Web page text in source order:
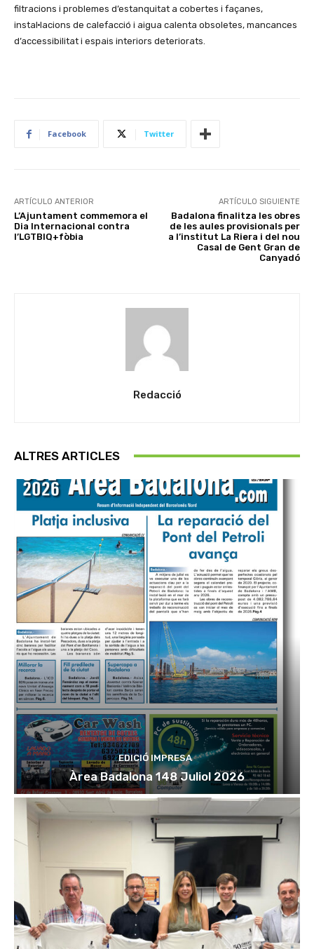
filtracions i problemes d’estanquitat a cobertes i façanes,
instal·lacions de calefacció i aigua calenta obsoletes, mancances
d’accessibilitat i espais interiors deteriorats.
Facebook Twitter
ARTÍCULO ANTERIOR
L’Ajuntament commemora el
Dia Internacional contra
l’LGTBIQ+fòbia
ARTÍCULO SIGUIENTE
Badalona finalitza les obres
de les aules provisionals per
a l’institut La Riera i del nou
Casal de Gent Gran de
Canyadó
Redacció
ALTRES ARTICLES
EDICIÓ IMPRESA
Àrea Badalona 148 Juliol 2026